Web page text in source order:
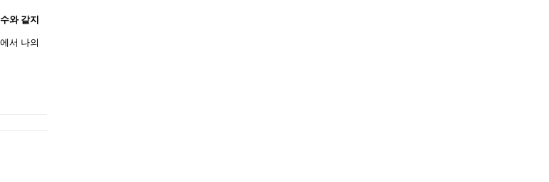
와 같지
서 나의